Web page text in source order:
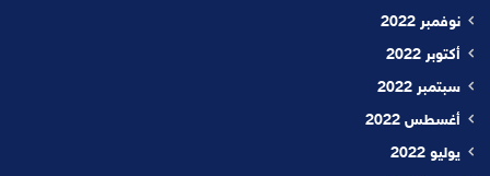
نوفمبر 2022
أكتوبر 2022
سبتمبر 2022
أغسطس 2022
يوليو 2022